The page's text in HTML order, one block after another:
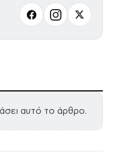
αυτό το άρθρο.